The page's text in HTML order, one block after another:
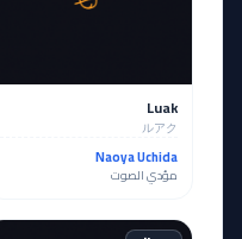
Luak
ルアク
Naoya Uchida
مؤدي الصوت